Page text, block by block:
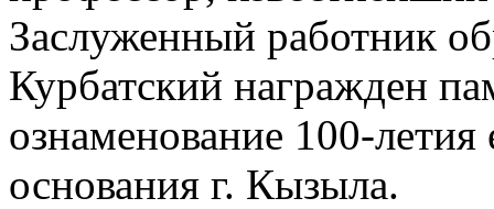
Заслуженный работник
Курбатский награжден
ознаменование 100-
основания г. Кызыла.